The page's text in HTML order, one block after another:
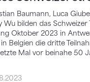
Baumann, Luca
Wu bilden das
Oktober 2023 in
Belgien die dritte
Mal vor beinahe 50